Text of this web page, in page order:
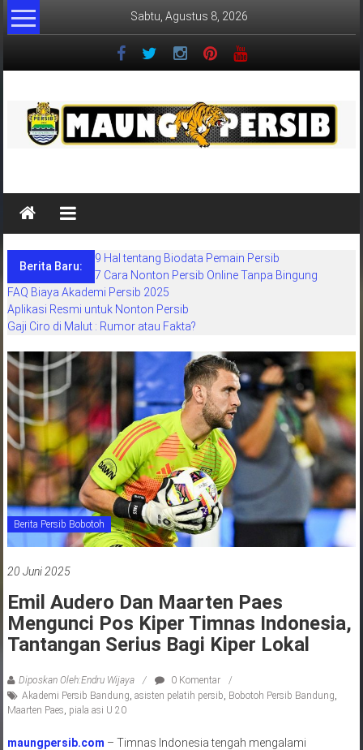
Lompat
ke
Sabtu, Agustus 8, 2026
Maung
Persib
situs
berita
khusus
sepakbola
bandung
jawa
barat
indonesia
Berita Baru:
9 Hal tentang Biodata Pemain Persib
7 Cara Nonton Persib Online Tanpa Bingung
FAQ Biaya Akademi Persib 2025
Aplikasi Resmi untuk Nonton Persib
Gaji Ciro di Malut : Rumor atau Fakta?
Berita Persib Bobotoh
20 Juni 2025
Emil Audero Dan Maarten Paes
Mengunci Pos Kiper Timnas Indonesia,
Tantangan Serius Bagi Kiper Lokal
Diposkan Oleh:Endru Wijaya
0 Komentar
Akademi Persib Bandung asisten pelatih persib Bobotoh Persib Bandung
Maarten Paes piala asi U 20
maungpersib.com – Timnas Indonesia tengah mengalami